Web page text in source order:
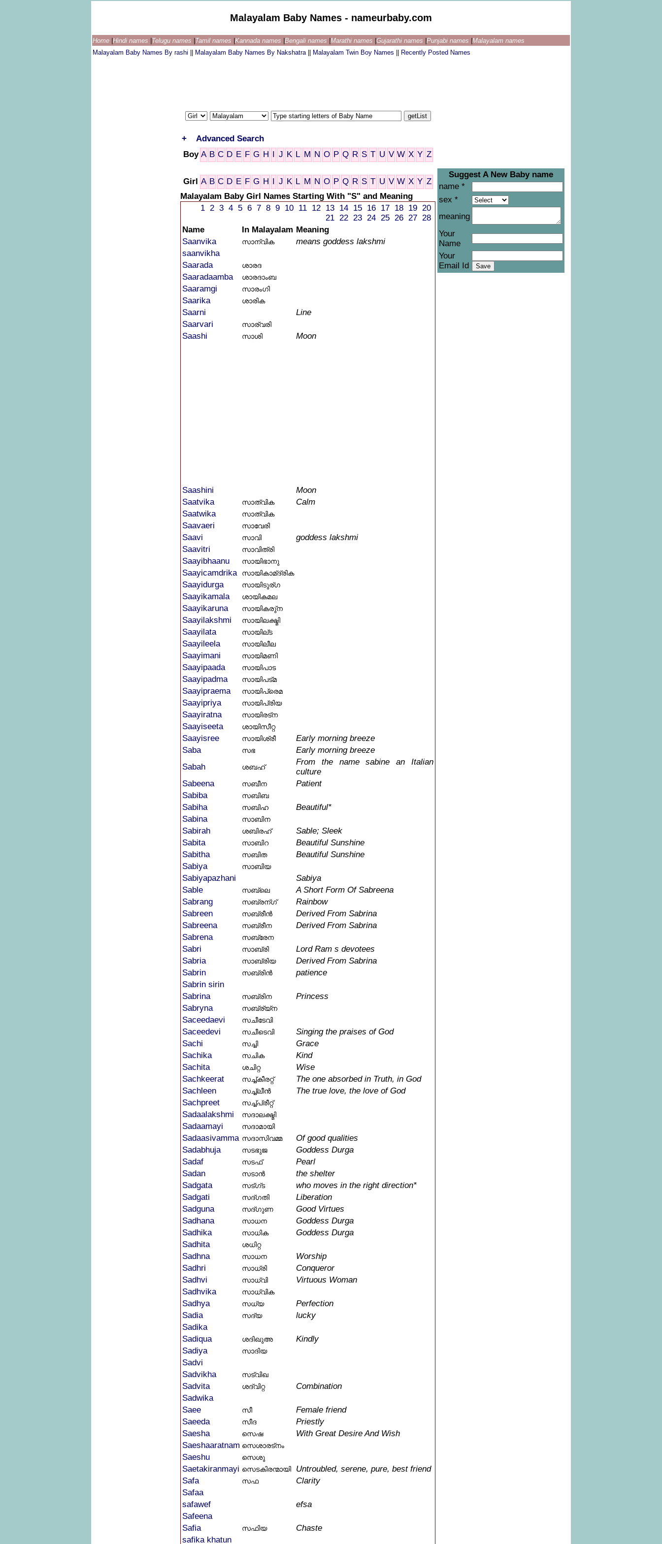
Malayalam Baby Names - nameurbaby.com
Home Hindi names Telugu names Tamil names Kannada names Bengali names Marathi names Gujarathi names Punjabi names Malayalam names
Malayalam Baby Names By rashi
Malayalam Baby Names By Nakshatra Malayalam Twin Boy Names Recently Posted Names
+
Advanced Search
Boy A B C D E F G H I J K L M N O P Q R S T U V W X Y Z
Girl A B C D E F G H I J K L M N O P Q R S T U V W X Y Z
Malayalam Baby Girl Names Starting With "S" and Meaning
1 2 3 4 5 6 7 8 9 10 11 12 13 14 15 16 17 18 19 20
21 22 23 24 25 26 27 28
Name
In Malayalam Meaning
Saanvika
സാന്വിക
means goddess lakshmi
saanvikha
Saarada
ശാരദ
Saaradaamba ശാരദാംബ
Saaramgi സാരംഗി
Saarika ശാരിക
Saarni
Line
Saarvari
സാര്വരി
Saashi സാശി Moon
Saashini
Moon
Saatvika
സാത്വിക
Calm
Saatwika
സാത്വിക
Saavaeri സാവേരി
Saavi സാവി
goddess lakshmi
Saavitri
സാവിത്രി
Saayibhaanu സായിഭാനു
Saayicamdrika സായികാമ്ദ്രിക
Saayidurga സായിടുര്ഗ
Saayikamala ശായികമല
Saayikaruna സായികരു്ന
Saayilakshmi സായിലക്ഷ്മി
Saayilata സായില്ട
Saayileela സായിലീല
Saayimani സായിമണി
Saayipaada സായിപാട
Saayipadma സായിപട്മ
Saayipraema സായിപ്രെമ
Saayipriya സായിപ്രിയ
Saayiratna സായിരട്ന
Saayiseeta ശായിസീറ്റ
Saayisree സായിശ്രീ
Early morning breeze
Saba
സഭ
Early morning breeze
Sabah
ശബഹ്
From the name sabine an Italian
culture
Sabeena
സബീന
Patient
Sabiba
സബിബ
Sabiha സബിഹ
Beautiful*
Sabina
സാബിന
Sabirah ശബിരഹ്
Sable; Sleek
Sabita
സാബിറ
Beautiful Sunshine
Sabitha
സബിത
Beautiful Sunshine
Sabiya
സാബിയ
Sabiyapazhani
Sabiya
Sable
സബ്ലെ
A Short Form Of Sabreena
Sabrang
സബ്രന്ഗ്
Rainbow
Sabreen
സബ്രീൻ
Derived From Sabrina
Sabreena
സബ്രീന
Derived From Sabrina
Sabrena
സബ്രേന
Sabri സാബ്രി
Lord Ram s devotees
Sabria
സാബ്രിയ
Derived From Sabrina
Sabrin
സബ്രിൻ
patience
Sabrin sirin
Sabrina
സബ്രിന
Princess
Sabryna
സബ്ര്യ്ന
Saceedaevi സചീടേവി
Saceedevi സചീടെവി
Singing the praises of God
Sachi
സച്ചി
Grace
Sachika
സചിക
Kind
Sachita
ശചിറ്റ
Wise
Sachkeerat
സച്ച്കീരറ്റ്
The one absorbed in Truth, in God
Sachleen
സച്ച്ലീൻ
The true love, the love of God
Sachpreet
സച്ച്പ്രീറ്റ്
Sadaalakshmi സദാലക്ഷ്മി
Sadaamayi സദാമായി
Sadaasivamma സദാസിവമ്മ
Of good qualities
Sadabhuja
സടഭുജ
Goddess Durga
Sadaf
സടഫ്
Pearl
Sadan
സടാൻ
the shelter
Sadgata
സട്ഗ്ട
who moves in the right direction*
Sadgati
സദ്ഗതി
Liberation
Sadguna
സദ്ഗുണ
Good Virtues
Sadhana
സാധന
Goddess Durga
Sadhika
സാധിക
Goddess Durga
Sadhita
ശധിറ്റ
Sadhna സാധന
Worship
Sadhri
സാധ്രി
Conqueror
Sadhvi
സാധ്വി
Virtuous Woman
Sadhvika
സാധ്വിക
Sadhya സധ്യ
Perfection
Sadia
സദ്യ
lucky
Sadika
Sadiqua
ശദിഖുഅ
Kindly
Sadiya
സാദിയ
Sadvi
Sadvikha
സട്വിഖ
Sadvita ശദ്വിറ്റ
Combination
Sadwika
Saee
സീ
Female friend
Saeeda
സീദ
Priestly
Saesha
സെഷ
With Great Desire And Wish
Saeshaaratnam സെശാരട്നം
Saeshu സെശു
Saetakiranmayi സെടകിരന്മായി
Untroubled, serene, pure, best friend
Safa
സഫ
Clarity
Safaa
safawef
efsa
Safeena
Safia
സഫിയ
Chaste
safika khatun
Suggest A New Baby name
name *
sex *
meaning
Your
Name
Your
Email Id